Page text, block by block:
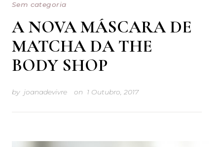
Sem categoria
A NOVA MÁSCARA DE
MATCHA DA THE
BODY SHOP
by joanadevivre on 1 Outubro, 2017